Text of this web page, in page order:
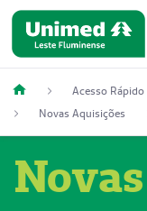
Acesso Rápido
Novas Aquisições